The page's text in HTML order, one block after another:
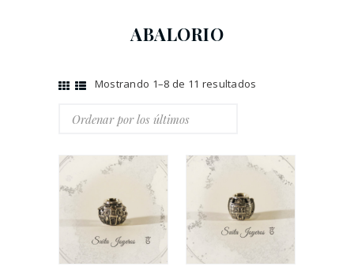
ABALORIO
Mostrando 1–8 de 11 resultados